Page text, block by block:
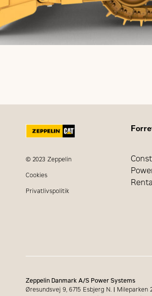
© 2023 Zeppelin
Cookies
Privatlivspolitik
Zeppelin Danmark A/S Power Systems
Øresundsvej 9, 6715 Esbjerg N.
Mileparken